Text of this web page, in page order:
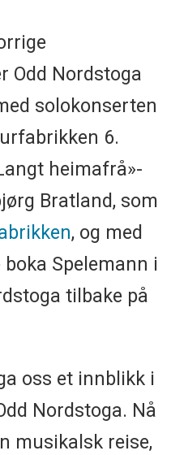
Odd Nordstoga
solokonserten
6.
heimafrå»-
Bratland, som
, og med
Spelemann i
tilbake på
oss et innblikk i
Nordstoga. Nå
musikalsk reise,